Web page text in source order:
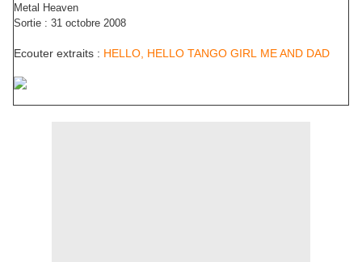
Metal Heaven
Sortie : 31 octobre 2008
Ecouter extraits : HELLO, HELLO TANGO GIRL ME AND DAD